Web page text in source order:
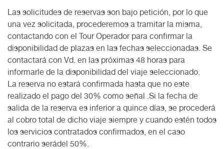
Las solicitudes de reservas son bajo petición, por lo que
una vez solicitada, procederemos a tramitar la misma,
contactando con el Tour Operador para confirmar la
disponibilidad de plazas en las fechas seleccionadas. Se
contactará con Vd. en las próximas 48 horas para
informarle de la disponibilidad del viaje seleccionado.
La reserva no estará confirmada hasta que no este
realizado el pago del 30% como señal .Si la fecha de
salida de la reserva es inferior a quince días, se procederá
al cobro total de dicho viaje siempre y cuando estén todos
los servicios contratados confirmados, en el caso
contrario serádel 50%.